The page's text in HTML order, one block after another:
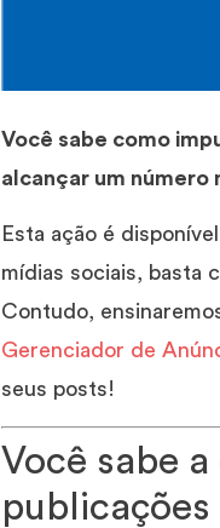
Você sabe como
alcançar um número
Esta ação é
mídias sociais, basta
Contudo,
Gerenciador de
seus posts!
Você sabe
publicações